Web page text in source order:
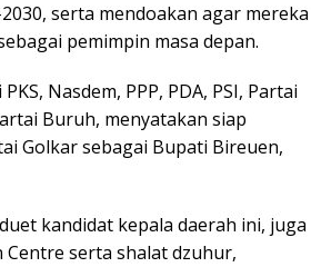
serta mendoakan agar mereka
pemimpin masa depan.
Nasdem, PPP, PDA, PSI, Partai
Buruh, menyatakan siap
Golkar sebagai Bupati Bireuen,
kandidat kepala daerah ini, juga
Centre serta shalat dzuhur,